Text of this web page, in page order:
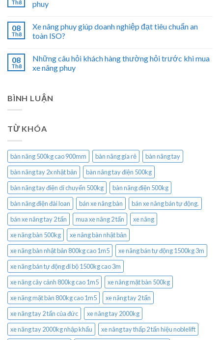
Th8 phuy
08
Th8
Xe nâng phuy giúp doanh nghiệp đạt tiêu chuẩn an
toàn ISO?
08
Th8
Những câu hỏi khách hàng thường hỏi trước khi mua
xe nâng phuy
BÌNH LUẬN
TỪ KHÓA
bàn nâng 500kg cao 900mm bàn nâng gía rẻ
bàn nâng tay
bàn nâng tay 2x nhật bản
bàn nâng tay điện 500kg
bàn nâng tay điện di chuyển 500kg
bàn nâng điện 500kg
bàn nâng điện đài loan
bán xe nâng bàn
bán xe nâng bán tự động.
bán xe nâng tay 2 tấn
mua xe nâng 2 tấn
xe nâng
xe nâng bàn 500kg
xe nâng bàn nhật bản
xe nâng bàn nhật bản 800kg cao 1m5
xe nâng bán tự động 1500kg 3m
xe nâng bán tự động đi bộ 1500kg cao 3m
xe nâng cây cảnh 800kg cao 1m5
xe nâng mặt bàn 500kg
xe nâng mặt bàn 800kg cao 1m5
xe nâng tay 2 tấn
xe nâng tay 2 tấn của đức
xe nâng tay 2000kg
xe nâng tay 2000kg nhập khẩu
xe nâng tay thấp 2 tấn hiệu noblelift